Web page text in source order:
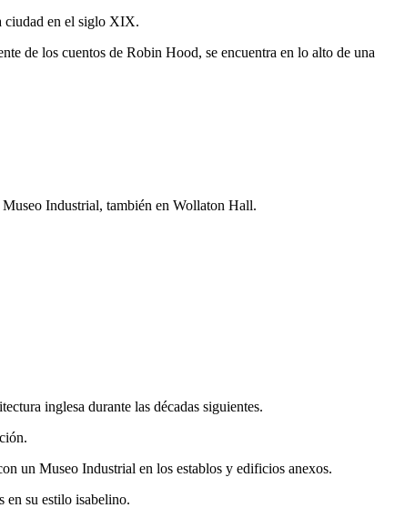
ciudad en el siglo XIX.
de los cuentos de Robin Hood, se encuentra en lo alto de una
Industrial, también en Wollaton Hall.
inglesa durante las décadas siguientes.
un Museo Industrial en los establos y edificios anexos.
en su estilo isabelino.